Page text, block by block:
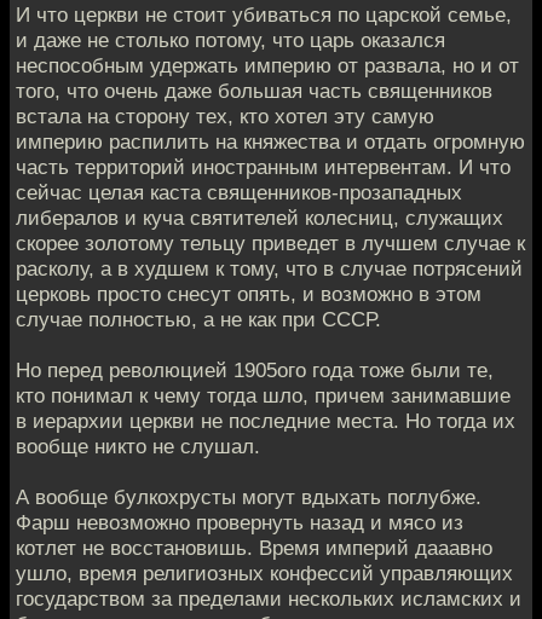
И что церкви не стоит убиваться по царской семье,
и даже не столько потому, что царь оказался
неспособным удержать империю от развала, но и от
того, что очень даже большая часть священников
встала на сторону тех, кто хотел эту самую
империю распилить на княжества и отдать огромную
часть территорий иностранным интервентам. И что
сейчас целая каста священников-прозападных
либералов и куча святителей колесниц, служащих
скорее золотому тельцу приведет в лучшем случае к
расколу, а в худшем к тому, что в случае потрясений
церковь просто снесут опять, и возможно в этом
случае полностью, а не как при СССР.
Но перед революцией 1905ого года тоже были те,
кто понимал к чему тогда шло, причем занимавшие
в иерархии церкви не последние места. Но тогда их
вообще никто не слушал.
А вообще булкохрусты могут вдыхать поглубже.
Фарш невозможно провернуть назад и мясо из
котлет не восстановишь. Время империй дааавно
ушло, время религиозных конфессий управляющих
государством за пределами нескольких исламских и